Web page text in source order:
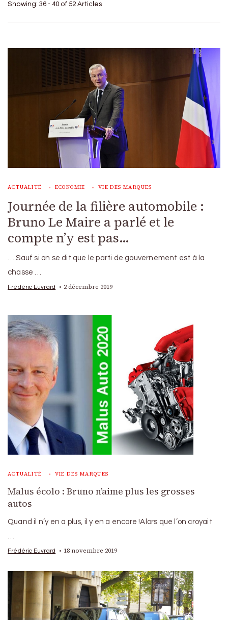
Showing: 36 - 40 of 52 Articles
ACTUALITÉ ECONOMIE VIE DES MARQUES
Journée de la filière automobile :
Bruno Le Maire a parlé et le
compte n’y est pas…
… Sauf si on se dit que le parti de gouvernement est à la
chasse …
Frédéric Euvrard 2 décembre 2019
ACTUALITÉ VIE DES MARQUES
Malus écolo : Bruno n’aime plus les grosses
autos
Quand il n’y en a plus, il y en a encore !Alors que l’on croyait
Frédéric Euvrard 18 novembre 2019